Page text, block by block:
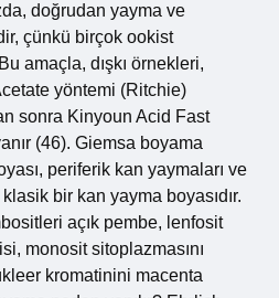
doğrudan yayma ve
çünkü birçok ookist
amaçla, dışkı örnekleri,
yöntemi (Ritchie)
sonra Kinyoun Acid Fast
(46). Giemsa boyama
periferik kan yaymaları ve
bir kan yayma boyasıdır.
açık pembe, lenfosit
monosit sitoplazmasını
kromatinini macenta